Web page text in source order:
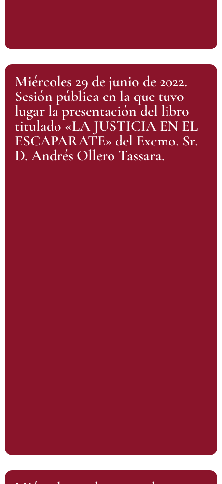
Miércoles 29 de junio de 2022.
Sesión pública en la que tuvo
lugar la presentación del libro
titulado «LA JUSTICIA EN EL
ESCAPARATE» del Excmo. Sr.
D. Andrés Ollero Tassara.